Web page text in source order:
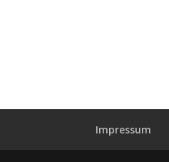
Impressum